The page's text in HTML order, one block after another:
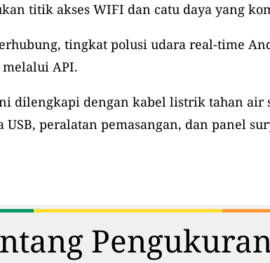
titik akses WIFI dan catu daya yang
tingkat polusi udara real-time
API.
dilengkapi dengan kabel listrik tahan air
USB, peralatan pemasangan, dan panel